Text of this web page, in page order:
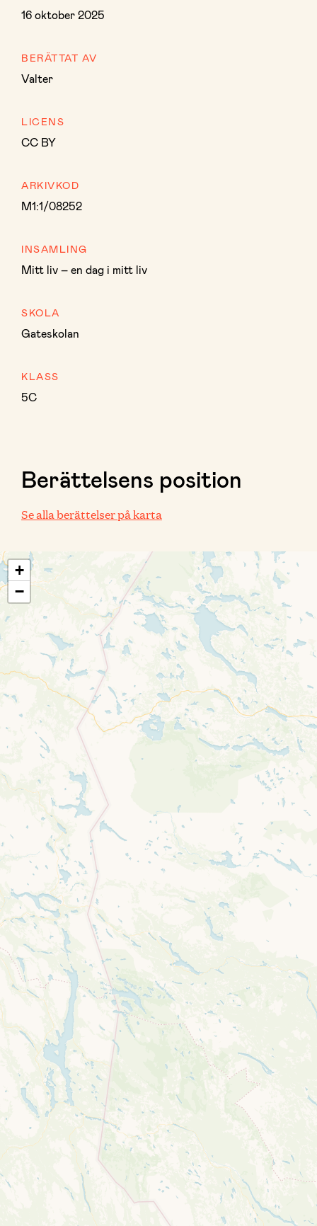
16 oktober 2025
BERÄTTAT AV
Valter
LICENS
CC BY
ARKIVKOD
M1:1/08252
INSAMLING
Mitt liv – en dag i mitt liv
SKOLA
Gateskolan
KLASS
5C
Berättelsens position
Se alla berättelser på karta
+
−